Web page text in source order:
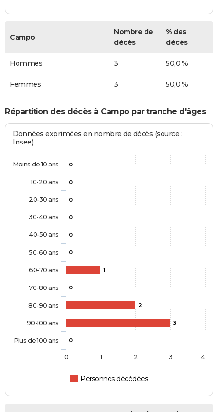
Campo
Nombre de
décès
% des
décès
Hommes 3 50,0 %
Femmes 3 50,0 %
Répartition des décès à Campo par tranche d'âges
Données exprimées en nombre de décès (source :
Insee)
0
0
0
0
0
0
1
0
2
3
0
Personnes décédées
Moins de 10 ans
10-20 ans
20-30 ans
30-40 ans
40-50 ans
50-60 ans
60-70 ans
70-80 ans
80-90 ans
90-100 ans
Plus de 100 ans
0 1 2 3 4